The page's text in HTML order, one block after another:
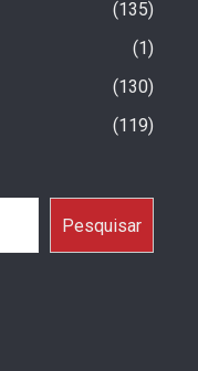
135
1
130
119
Pesquisar